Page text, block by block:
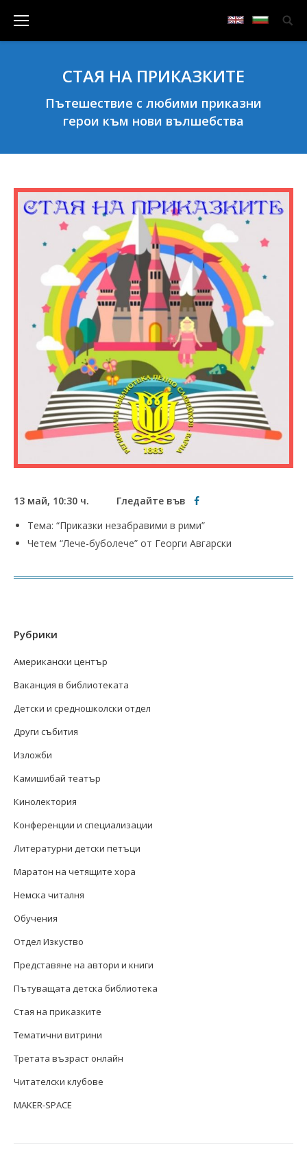
СТАЯ НА ПРИКАЗКИТЕ
Пътешествие с любими приказни
герои към нови вълшебства
13 май, 10:30 ч. Гледайте във
Тема: “Приказки незабравими в рими”
Четем “Лече-буболече” от Георги Авгарски
Рубрики
Американски център
Ваканция в библиотеката
Детски и средношколски отдел
Други събития
Изложби
Камишибай театър
Кинолектория
Конференции и специализации
Литературни детски петъци
Маратон на четящите хора
Немска читалня
Обучения
Отдел Изкуство
Представяне на автори и книги
Пътуващата детска библиотека
Стая на приказките
Тематични витрини
Третата възраст онлайн
Читателски клубове
MAKER-SPACE